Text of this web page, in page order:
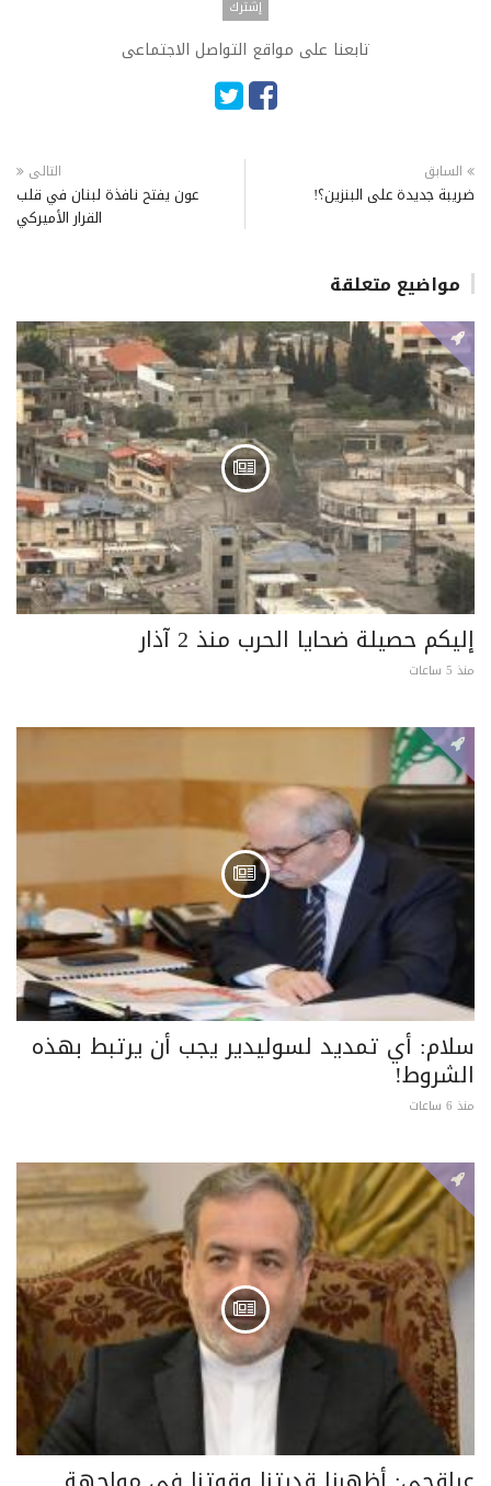
تابعنا على مواقع التواصل الاجتماعى
السابق
ضريبة جديدة على البنزين؟!
التالى
عون يفتح نافذة لبنان في قلب
القرار الأميركي
مواضيع متعلقة
إليكم حصيلة ضحايا الحرب منذ 2 آذار
منذ 5 ساعات
سلام: أي تمديد لسوليدير يجب أن يرتبط بهذه
الشروط!
منذ 6 ساعات